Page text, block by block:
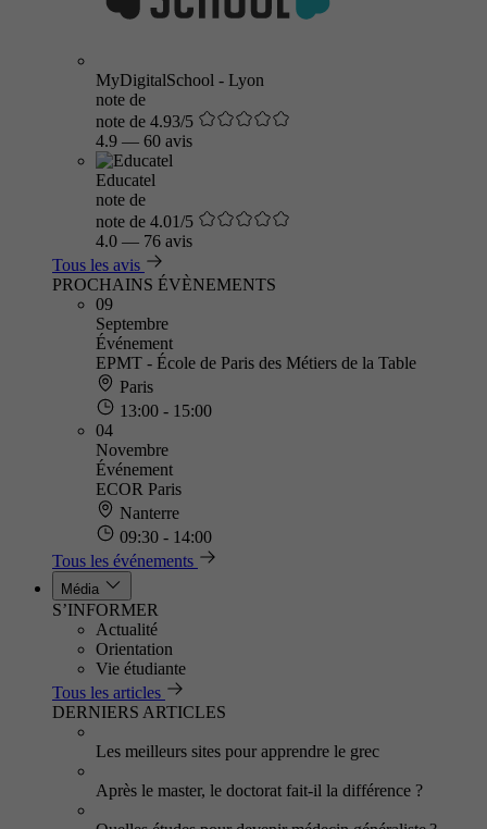
MyDigitalSchool - Lyon
note de
note de 4.93/5
4.9 — 60 avis
Educatel
note de
note de 4.01/5
4.0 — 76 avis
Tous les avis
PROCHAINS ÉVÈNEMENTS
09
Septembre
Événement
EPMT - École de Paris des Métiers de la Table
Paris
13:00 - 15:00
04
Novembre
Événement
ECOR Paris
Nanterre
09:30 - 14:00
Tous les événements
Média
S’INFORMER
Actualité
Orientation
Vie étudiante
Tous les articles
DERNIERS ARTICLES
Les meilleurs sites pour apprendre le grec
Après le master, le doctorat fait-il la différence ?